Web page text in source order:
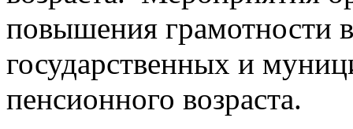
повышения грамотности
государственных и
пенсионного возраста.